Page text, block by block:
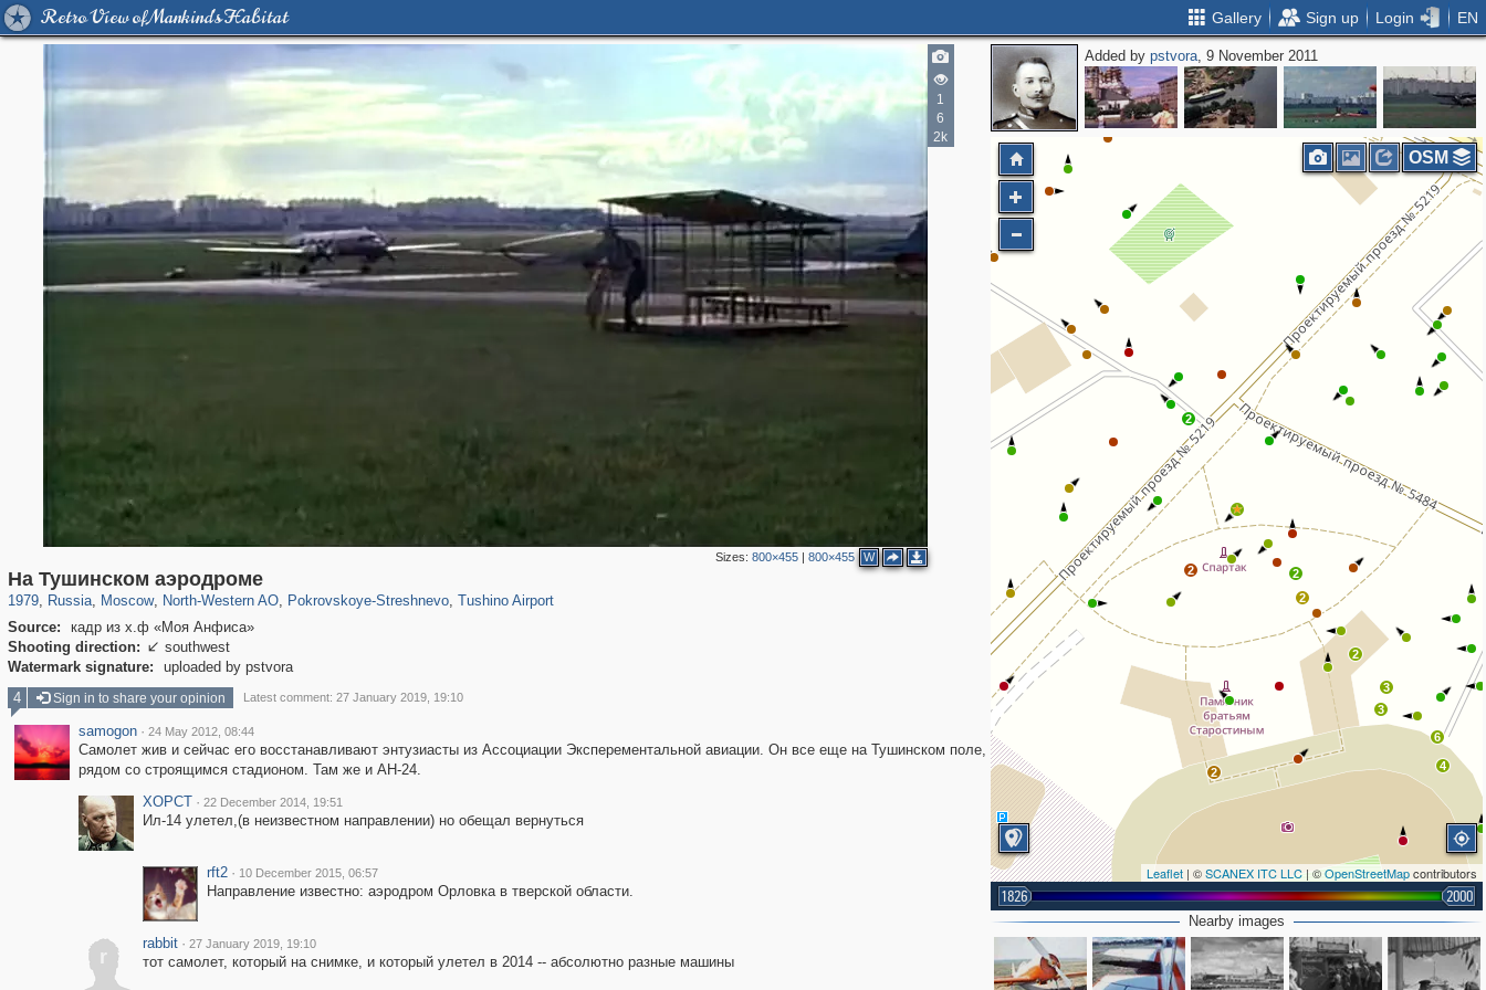
Retro View of Mankind's Habitat Gallery Sign up Login EN
1
6
2k
Sizes: 800×455| 800×455 W
На Тушинском аэродроме
1979, Russia
1,405,991 29,243
, Moscow
319,716 8,286
, North-Western AO
8,080 112
, Pokrovskoye-Streshnevo, Tushino Airport
Source:
кадр из х.ф «Моя Анфиса»
Shooting direction:  southwest
Watermark signature:
uploaded by pstvora
Added bypstvora, 9 November 2011
2
2
2
2
2
3
2 4
6
3
Leaflet | ©SCANEX ITC LLC | ©OpenStreetMapcontributors
1826 2000
OSM
Nearby images
4 Sign in to share your opinion Latest comment: 27 January 2019, 19:10
samogon · 24 May 2012, 08:44
Самолет жив и сейчас его восстанавливают энтузиасты из Ассоциации Эксперементальной авиации. Он все еще на Тушинском поле,
рядом со строящимся стадионом. Там же и АН-24.
XOPCT · 22 December 2014, 19:51
Ил-14 улетел,(в неизвестном направлении) но обещал вернуться
rft2 · 10 December 2015, 06:57
Направление известно: аэродром Орловка в тверской области.
r
rabbit · 27 January 2019, 19:10
тот самолет, который на снимке, и который улетел в 2014 -- абсолютно разные машины